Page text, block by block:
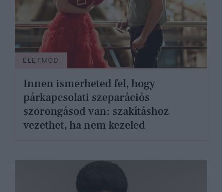
ÉLETMÓD
Innen ismerheted fel, hogy
párkapcsolati szeparációs
szorongásod van: szakításhoz
vezethet, ha nem kezeled